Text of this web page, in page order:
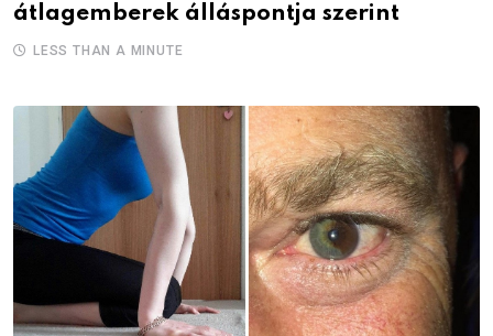
átlagemberek álláspontja szerint
LESS THAN A MINUTE